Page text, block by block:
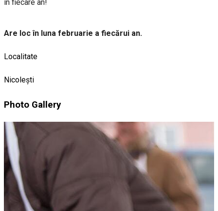
în fiecare an!
Are loc în luna februarie a fiecărui an.
Localitate
Nicolești
Photo Gallery